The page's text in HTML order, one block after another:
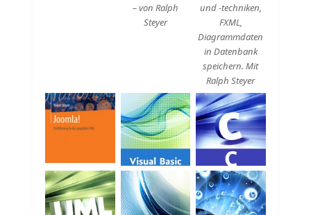
– von Ralph
Steyer
und -techniken,
FXML,
Diagrammdaten
in Datenbank
speichern. Mit
Ralph Steyer